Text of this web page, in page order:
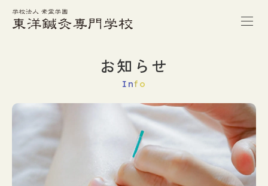
学校案内
学科紹介
お知らせ
Info